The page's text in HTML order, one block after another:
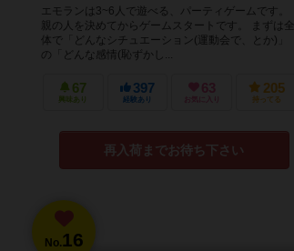
エモランは3~6人で遊べる、パーティゲームです。
親の人を決めてからゲームスタートです。 まずは全
体で「どんなシチュエーション(運動会で、とか)」
の「どんな感情(恥ずかし...
67
興味あり
397
経験あり
63
お気に入り
205
持ってる
再入荷までお待ち下さい
No.16